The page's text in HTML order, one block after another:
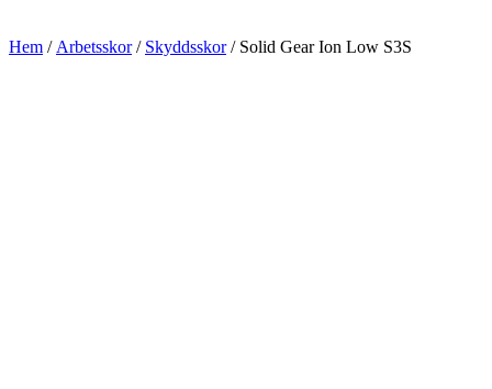
Hem / Arbetsskor/ Skyddsskor/ Solid Gear Ion Low S3S